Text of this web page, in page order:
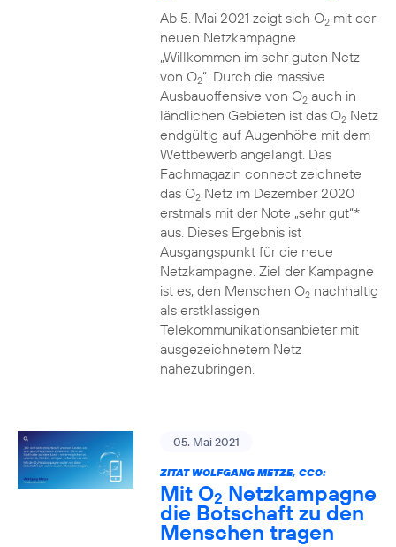
Ab 5. Mai 2021 zeigt sich O2mit der
neuen Netzkampagne
„Willkommen im sehr guten Netz
von O2“. Durch die massive
Ausbauoffensive von O2auch in
ländlichen Gebieten ist das O2Netz
endgültig auf Augenhöhe mit dem
Wettbewerb angelangt. Das
Fachmagazin connect zeichnete
das O2Netz im Dezember 2020
erstmals mit der Note „sehr gut“*
aus. Dieses Ergebnis ist
Ausgangspunkt für die neue
Netzkampagne. Ziel der Kampagne
ist es, den Menschen O2nachhaltig
als erstklassigen
Telekommunikationsanbieter mit
ausgezeichnetem Netz
nahezubringen.
05. Mai 2021
ZITAT WOLFGANG METZE, CCO:
Mit O2 Netzkampagne
die Botschaft zu den
Menschen tragen